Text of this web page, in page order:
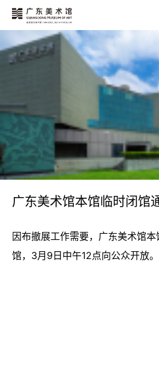
广东美术馆本馆临时闭馆
因布撤展工作需要，广东美术馆
馆，3月9日中午12点向公众开放